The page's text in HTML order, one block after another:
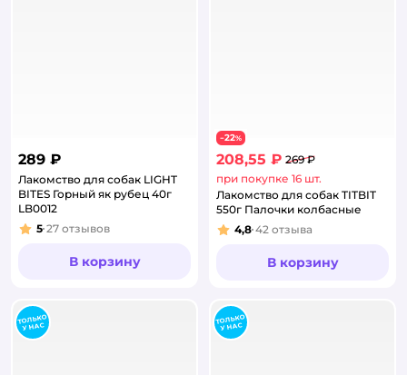
289 ₽
Лакомство для собак LIGHT
BITES Горный як рубец 40г
LB0012
Рейтинг:
5 27 отзывов
В корзину
−22%
208,55 ₽ 269 ₽
при покупке 16 шт.
Лакомство для собак TITBIT
550г Палочки колбасные
Рейтинг:
4,8 42 отзыва
В корзину